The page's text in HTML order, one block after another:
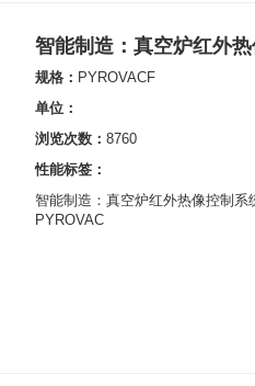
智能制造：真空炉红外
规格： PYROVACF
单位：
浏览次数：8760
性能标签：
智能制造：真空炉红外热像控制
PYROVAC